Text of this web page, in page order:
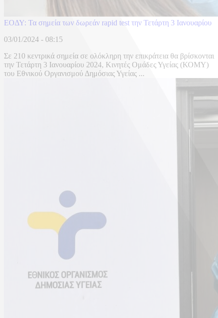
ΕΟΔΥ: Τα σημεία των δωρεάν rapid test την Τετάρτη 3 Ιανουαρίου
03/01/2024 - 08:15
Σε 210 κεντρικά σημεία σε ολόκληρη την επικράτεια θα βρίσκονται
την Τετάρτη 3 Ιανουαρίου 2024, Κινητές Ομάδες Υγείας (ΚΟΜΥ)
του Εθνικού Οργανισμού Δημόσιας Υγείας ...